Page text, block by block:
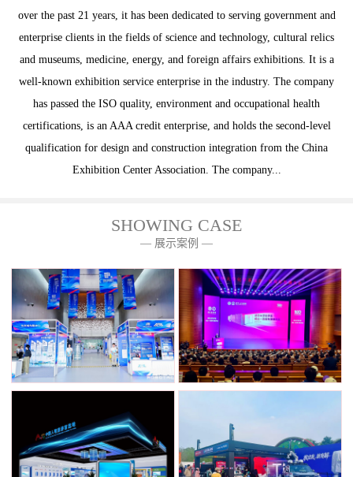
over the past 21 years, it has been dedicated to serving government and
enterprise clients in the fields of science and technology, cultural relics
and museums, medicine, energy, and foreign affairs exhibitions. It is a
well-known exhibition service enterprise in the industry. The company
has passed the ISO quality, environment and occupational health
certifications, is an AAA credit enterprise, and holds the second-level
qualification for design and construction integration from the China
Exhibition Center Association. The company...
SHOWING CASE
— 展示案例 —